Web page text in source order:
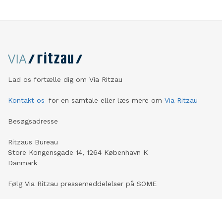
Lad os fortælle dig om Via Ritzau
Kontakt os for en samtale eller læs mere om Via Ritzau
Besøgsadresse
Ritzaus Bureau
Store Kongensgade 14, 1264 København K
Danmark
Følg Via Ritzau pressemeddelelser på SOME